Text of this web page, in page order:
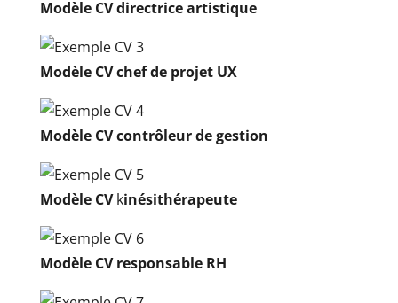
Modèle CV directrice artistique
Modèle CV chef de projet UX
Modèle CV contrôleur de gestion
Modèle CVkinésithérapeute
Modèle CV responsable RH